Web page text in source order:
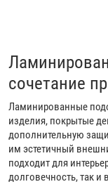
сочетание
Ламинированные
изделия, покрытые
дополнительную
им эстетичный
подходит для
долговечность, так